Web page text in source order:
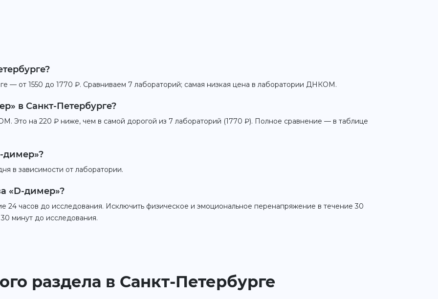
— от 1550 до 1770 ₽. Сравниваем 7 лабораторий; самая низкая цена в лаборатории ДНКОМ.
в Санкт-Петербурге?
Это на 220 ₽ ниже, чем в самой дорогой из 7 лабораторий (1770 ₽). Полное сравнение — в таблице
димер»?
в зависимости от лаборатории.
«D-димер»?
24 часов до исследования. Исключить физическое и эмоциональное перенапряжение в течение 30
минут до исследования.
раздела в Санкт-Петербурге